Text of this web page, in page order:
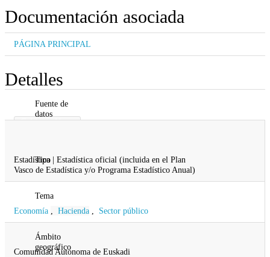
Documentación asociada
PÁGINA PRINCIPAL
Detalles
Fuente de
datos
Gobierno Vasco
Tipo
Estadística | Estadística oficial (incluida en el Plan
Vasco de Estadística y/o Programa Estadístico Anual)
Tema
Economía
Hacienda Sector público
Ámbito
geográfico
Comunidad Autonoma de Euskadi